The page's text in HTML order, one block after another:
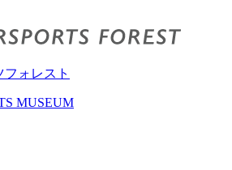
ォレスト